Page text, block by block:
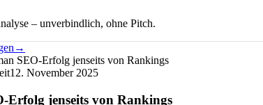
– unverbindlich, ohne Pitch.
→
SEO-Erfolg jenseits von Rankings
12. November 2025
Erfolg jenseits von Rankings